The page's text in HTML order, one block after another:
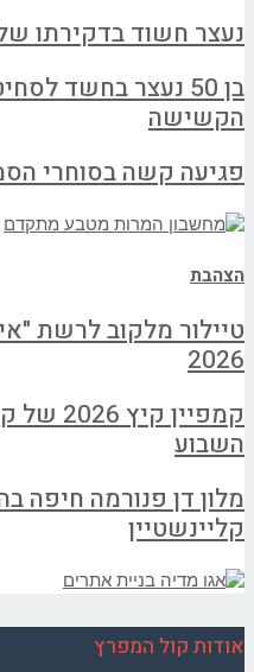
נעצר חשוד בדקירתו של
בן 50 נעצר בחשד
הקשישה
פגיעה קשה בסוחרי
הצהבת
טיילור מלקוב לרשת
2026
קמפיין
השבוע
מלון דן פנורמה
קליינשטיין
אודות קול המפרץ